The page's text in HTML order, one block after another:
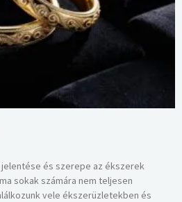
és szerepe az ékszerek
sokak számára nem teljesen
vele ékszerüzletekben és